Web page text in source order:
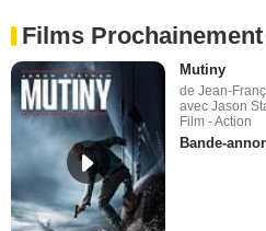
Films
Mutiny
de Jean-
avec Jason
Film - Action
Bande-